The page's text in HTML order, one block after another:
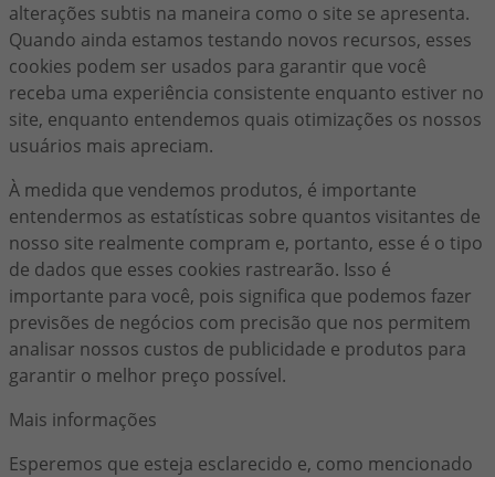
alterações subtis na maneira como o site se apresenta.
Quando ainda estamos testando novos recursos, esses
cookies podem ser usados para garantir que você
receba uma experiência consistente enquanto estiver no
site, enquanto entendemos quais otimizações os nossos
usuários mais apreciam.
À medida que vendemos produtos, é importante
entendermos as estatísticas sobre quantos visitantes de
nosso site realmente compram e, portanto, esse é o tipo
de dados que esses cookies rastrearão. Isso é
importante para você, pois significa que podemos fazer
previsões de negócios com precisão que nos permitem
analisar nossos custos de publicidade e produtos para
garantir o melhor preço possível.
Mais informações
Esperemos que esteja esclarecido e, como mencionado